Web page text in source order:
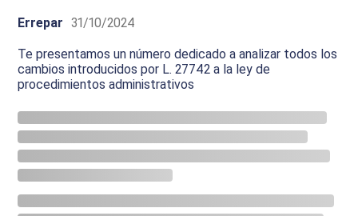
Errepar 31/10/2024
Te presentamos un número dedicado a analizar todos los
cambios introducidos por L. 27742 a la ley de
procedimientos administrativos